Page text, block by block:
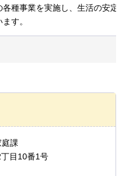
種事業を実施し、生活の安定
す。
庭課
目10番1号